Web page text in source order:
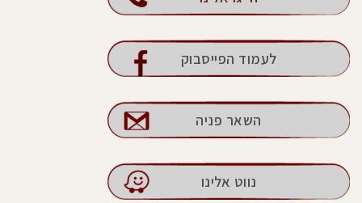
לעמוד הפייסבוק
השאר פניה
נווט אלינו